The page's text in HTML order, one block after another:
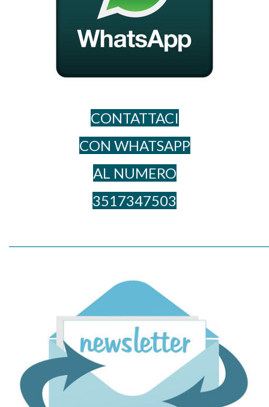
CONTATTACI
CON WHATSAPP
AL NUME​RO
3517347503